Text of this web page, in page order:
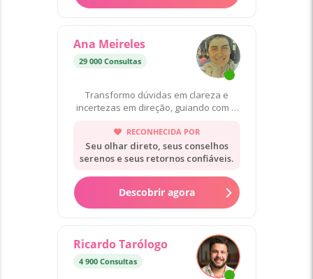
Ana Meireles
29 000 Consultas
Transformo dúvidas em clareza e
incertezas em direção, guiando com o
RECONHECIDA POR
Seu olhar direto, seus conselhos
serenos e seus retornos confiáveis.
Descobrir agora
Ricardo Tarólogo
4 900 Consultas